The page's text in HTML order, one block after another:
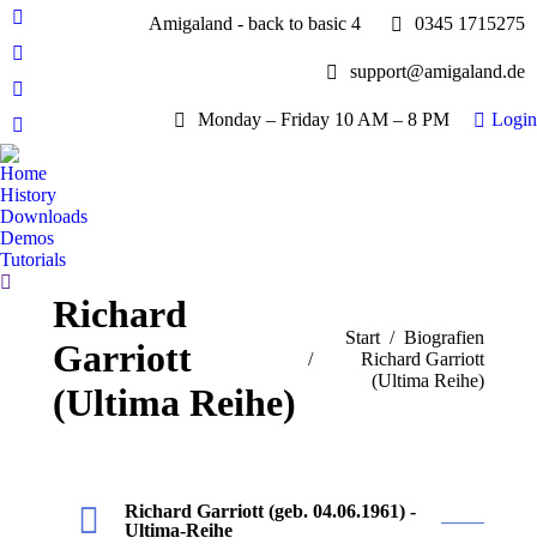
Facebook
page
opens
new
window
YouTube
page
opens
in
new
window
Whatsapp
page
opens
in
new
window
E-
Mail
page
opens
in
new
Amigaland - back to basic 4 0345 1715275
support@amigaland.de
Monday – Friday 10 AM – 8 PM Login
Home
History
Downloads
Demos
Tutorials
Search:
Richard
Garriott
(Ultima Reihe)
Sie befinden sich hier:
Start
Biografien
Richard Garriott
(Ultima Reihe)
Richard Garriott (geb. 04.06.1961) -
Ultima-Reihe